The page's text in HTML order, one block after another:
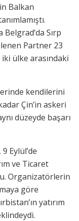
Balkan
Sırp
Partner 23
ülke arasındaki
kendilerini
Çin’in askeri
düzeyde başarı
Eylül’de
ve Ticaret
Organizatörlerin
göre
yatırım